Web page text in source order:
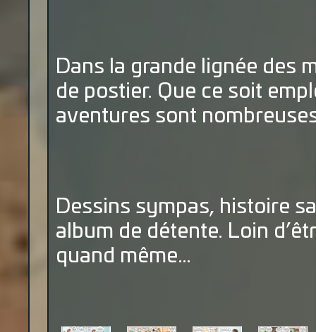
Dans la grande lignée des
de postier. Que ce soit
aventures sont
Dessins sympas, histoire
album de détente. Loin
quand même…